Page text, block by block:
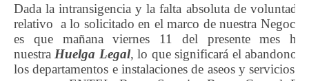
Dada la intransigencia y la falta absoluta de voluntad
relativo a lo solicitado en el marco de nuestra
es que mañana viernes 11 del presente mes
nuestra Huelga Legal, lo que significará el abandono
los departamentos e instalaciones de aseos y servicios